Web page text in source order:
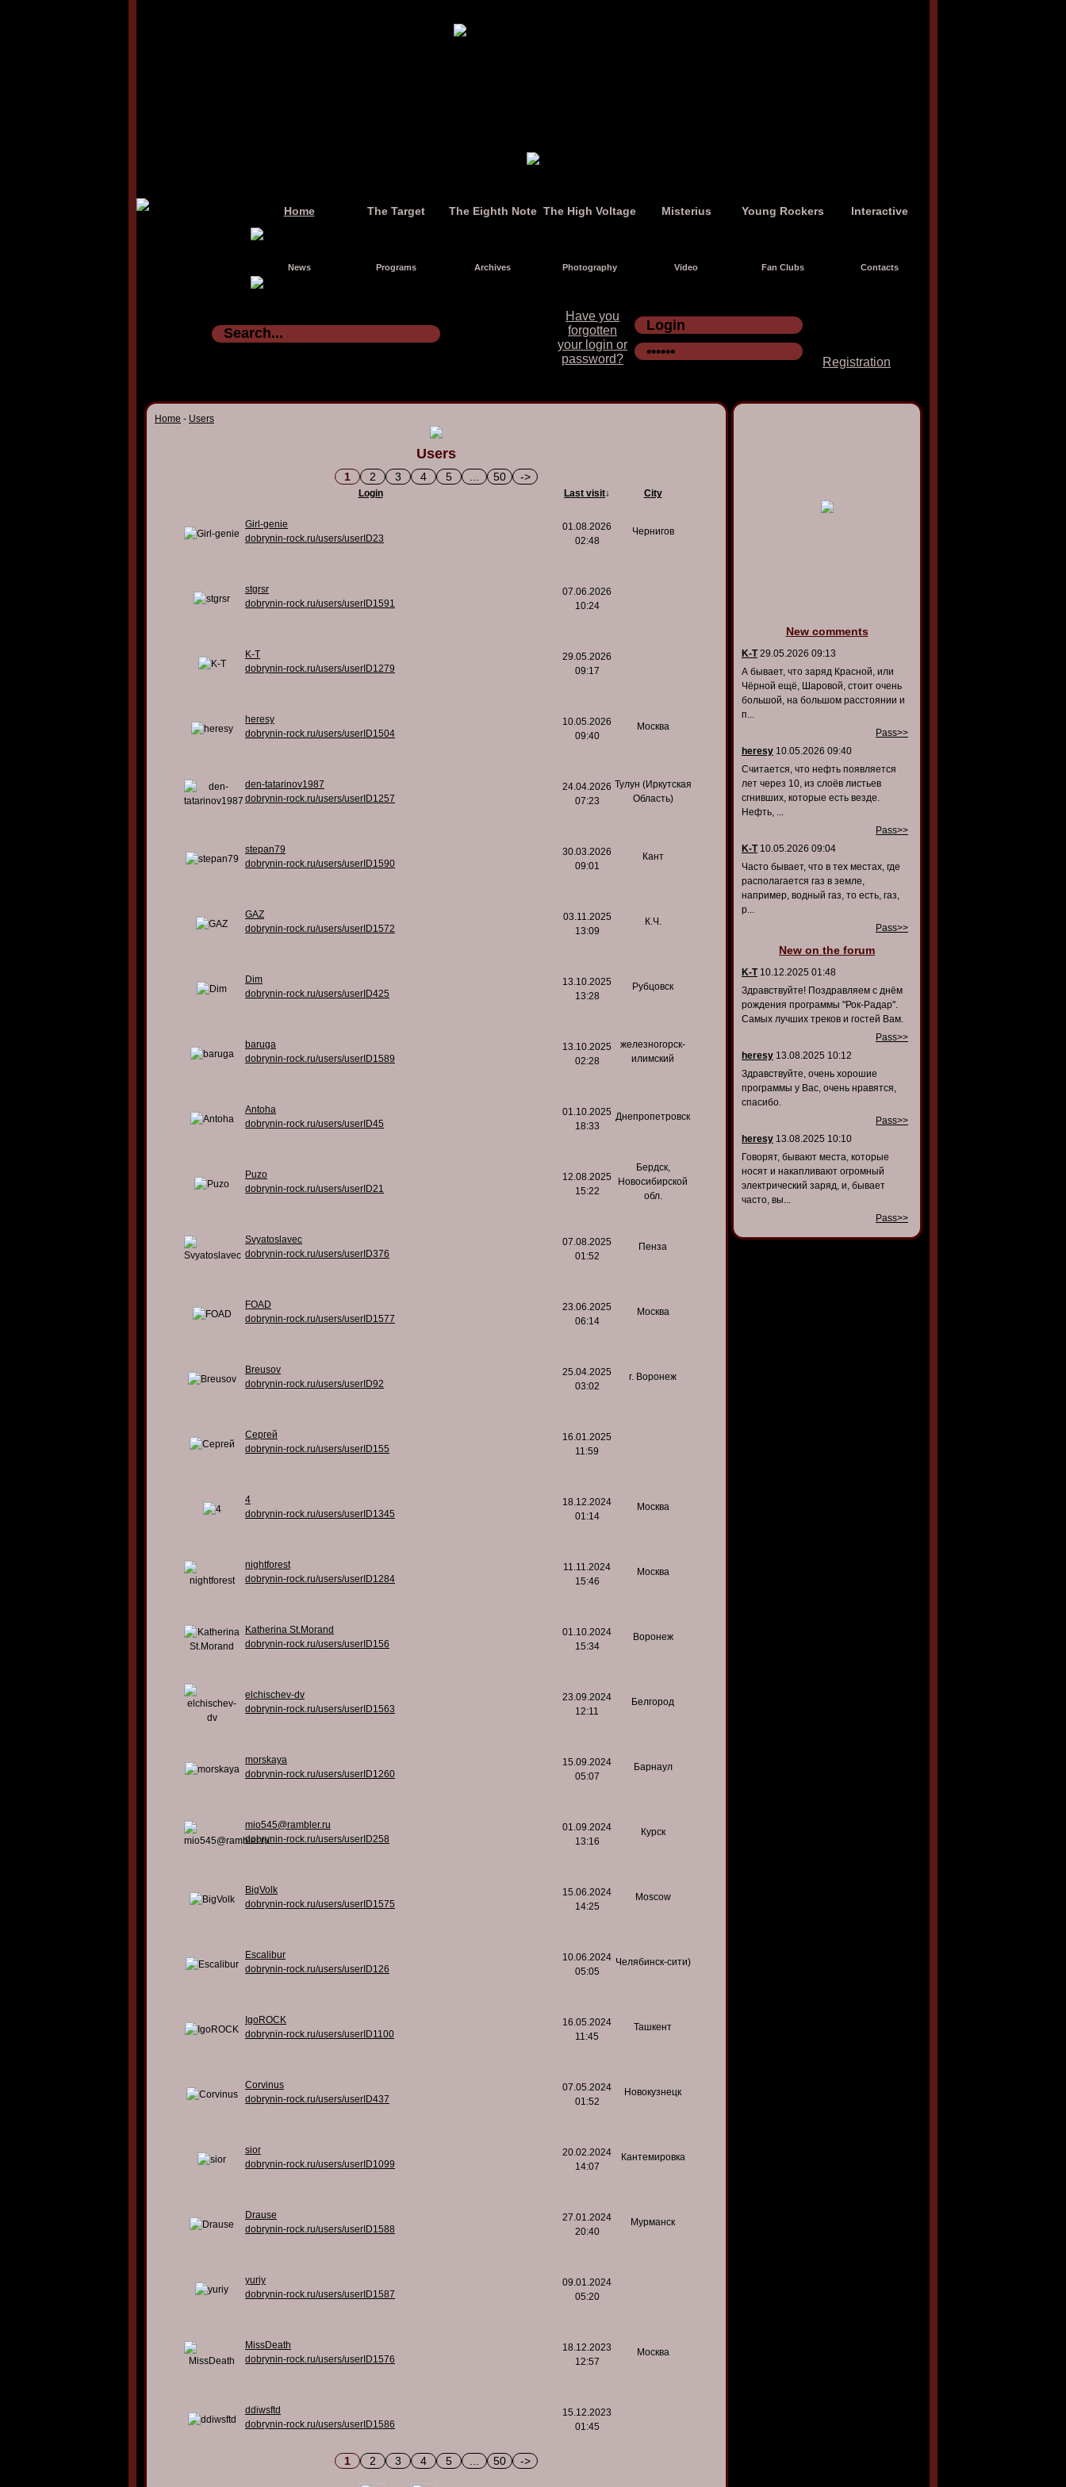
Home The Target The Eighth Note The High Voltage Misterius Young Rockers Interactive
News Programs Archives Photography Video Fan Clubs Contacts
Have you
forgotten
your login or
password?
Registration
Home - Users
Users
1 2 3 4 5 50 ->
Login Last visit↓ City
Girl-genie
dobrynin-rock.ru/users/userID23
01.08.2026
02:48
Чернигов
stgrsr
dobrynin-rock.ru/users/userID1591
07.06.2026
10:24
K-T
dobrynin-rock.ru/users/userID1279
29.05.2026
09:17
heresy
dobrynin-rock.ru/users/userID1504
10.05.2026
09:40
Москва
den-tatarinov1987
dobrynin-rock.ru/users/userID1257
24.04.2026
07:23
Тулун (Иркутская
Область)
stepan79
dobrynin-rock.ru/users/userID1590
30.03.2026
09:01
Кант
GAZ
dobrynin-rock.ru/users/userID1572
03.11.2025
13:09
К.Ч.
Dim
dobrynin-rock.ru/users/userID425
13.10.2025
13:28
Рубцовск
baruga
dobrynin-rock.ru/users/userID1589
13.10.2025
02:28
железногорск-
илимский
Antoha
dobrynin-rock.ru/users/userID45
01.10.2025
18:33
Днепропетровск
Puzo
dobrynin-rock.ru/users/userID21
12.08.2025
15:22
Бердск,
Новосибирской
обл.
Svyatoslavec
dobrynin-rock.ru/users/userID376
07.08.2025
01:52
Пенза
FOAD
dobrynin-rock.ru/users/userID1577
23.06.2025
06:14
Москва
Breusov
dobrynin-rock.ru/users/userID92
25.04.2025
03:02
г. Воронеж
Сергей
dobrynin-rock.ru/users/userID155
16.01.2025
11:59
4
dobrynin-rock.ru/users/userID1345
18.12.2024
01:14
Москва
nightforest
dobrynin-rock.ru/users/userID1284
11.11.2024
15:46
Москва
Katherina St.Morand
dobrynin-rock.ru/users/userID156
01.10.2024
15:34
Воронеж
elchischev-dv
dobrynin-rock.ru/users/userID1563
23.09.2024
12:11
Белгород
morskaya
dobrynin-rock.ru/users/userID1260
15.09.2024
05:07
Барнаул
mio545@rambler.ru
dobrynin-rock.ru/users/userID258
01.09.2024
13:16
Курск
BigVolk
dobrynin-rock.ru/users/userID1575
15.06.2024
14:25
Moscow
Escalibur
dobrynin-rock.ru/users/userID126
10.06.2024
05:05
Челябинск-сити)
IgoROCK
dobrynin-rock.ru/users/userID1100
16.05.2024
11:45
Ташкент
Corvinus
dobrynin-rock.ru/users/userID437
07.05.2024
01:52
Новокузнецк
sior
dobrynin-rock.ru/users/userID1099
20.02.2024
14:07
Кантемировка
Drause
dobrynin-rock.ru/users/userID1588
27.01.2024
20:40
Мурманск
yuriy
dobrynin-rock.ru/users/userID1587
09.01.2024
05:20
MissDeath
dobrynin-rock.ru/users/userID1576
18.12.2023
12:57
Москва
ddiwsftd
dobrynin-rock.ru/users/userID1586
15.12.2023
01:45
1 2 3 4 5 50 ->
New comments
K-T29.05.2026 09:13
А бывает, что заряд Красной, или
Чёрной ещё, Шаровой, стоит очень
большой, на большом расстоянии и
п...
Pass>>
heresy 10.05.2026 09:40
Считается, что нефть появляется
лет через 10, из слоёв листьев
сгнивших, которые есть везде.
Нефть, ...
Pass>>
K-T10.05.2026 09:04
Часто бывает, что в тех местах, где
располагается газ в земле,
например, водный газ, то есть, газ,
р...
Pass>>
New on the forum
K-T10.12.2025 01:48
Здравствуйте! Поздравляем с днём
рождения программы "Рок-Радар".
Самых лучших треков и гостей Вам.
Pass>>
heresy 13.08.2025 10:12
Здравствуйте, очень хорошие
программы у Вас, очень нравятся,
спасибо.
Pass>>
heresy 13.08.2025 10:10
Говорят, бывают места, которые
носят и накапливают огромный
электрический заряд, и, бывает
часто, вы...
Pass>>